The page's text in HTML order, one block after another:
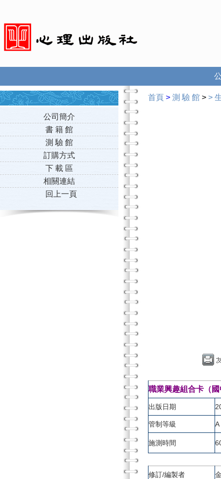
公司簡介
書 籍 館
測 驗 館
訂購方式
下 載 區
相關連結
回上一頁
首頁 > 測 驗 館 > >
職業興趣組合卡（
出版日期
管制等級 A
施測時間
修訂/編製者